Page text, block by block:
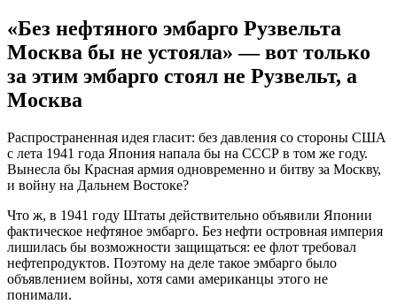
«Без нефтяного эмбарго Рузвельта
Москва бы не устояла» — вот только
за этим эмбарго стоял не Рузвельт, а
Москва
Распространенная идея гласит: без давления со стороны США
с лета 1941 года Япония напала бы на СССР в том же году.
Вынесла бы Красная армия одновременно и битву за Москву,
и войну на Дальнем Востоке?
Что ж, в 1941 году Штаты действительно объявили Японии
фактическое нефтяное эмбарго. Без нефти островная империя
лишилась бы возможности защищаться: ее флот требовал
нефтепродуктов. Поэтому на деле такое эмбарго было
объявлением войны, хотя сами американцы этого не
понимали.